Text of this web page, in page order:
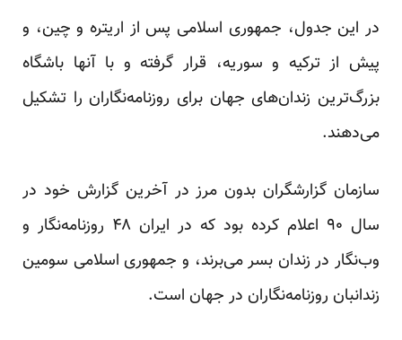
در این جدول، جمهوری اسلامی پس از اریتره و چین، و
پیش از ترکیه و سوریه، قرار گرفته و با آنها باشگاه
بزرگ‌ترین زندان‌های جهان برای روزنامه‌نگاران را تشکیل
می‌دهند.
سازمان گزارشگران بدون مرز در آخرین گزارش خود در
سال ۹۰ اعلام کرده بود که در ایران ۴۸ روزنامه‌نگار و
وب‌نگار در زندان بسر می‌برند، و جمهوری اسلامی سومین
زندانبان روزنامه‌نگاران در جهان است.